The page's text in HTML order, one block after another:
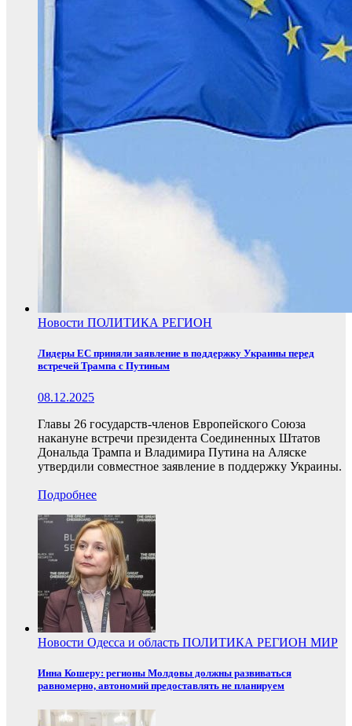
Новости ПОЛИТИКА РЕГИОН
Лидеры ЕС приняли заявление в поддержку Украины перед
встречей Трампа с Путиным
08.12.2025
Главы 26 государств-членов Европейского Союза
накануне встречи президента Соединенных Штатов
Дональда Трампа и Владимира Путина на Аляске
утвердили совместное заявление в поддержку Украины.
Подробнее
Новости Одесса и область ПОЛИТИКА РЕГИОН МИР
Инна Кошеру: регионы Молдовы должны развиваться
равномерно, автономий предоставлять не планируем